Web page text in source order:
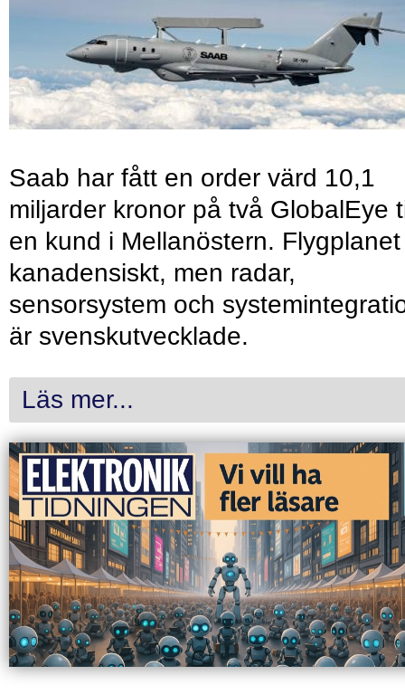
Saab har fått en order värd 10,1
miljarder kronor på två GlobalEye
en kund i Mellanöstern.
kanadensiskt, men radar,
sensorsystem och
är svenskutvecklade.
Läs mer...